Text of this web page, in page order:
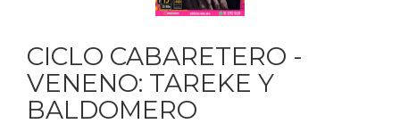
CICLO CABARETERO -
VENENO: TAREKE Y
BALDOMERO